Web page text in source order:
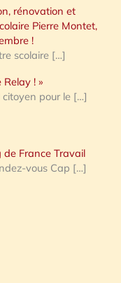
rénovation et
Pierre Montet,
!
scolaire […]
! »
pour le […]
de France Travail
vous Cap […]